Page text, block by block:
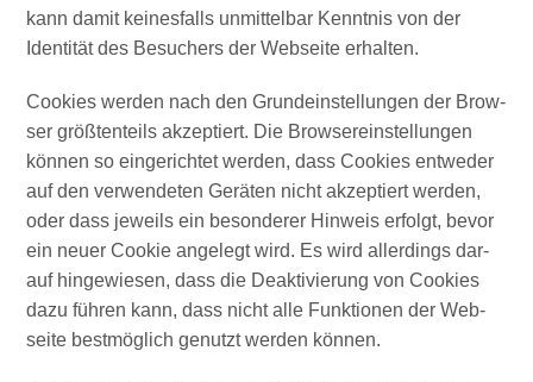
kann damit kei­nes­falls unmit­tel­bar Kennt­nis von der
Iden­ti­tät des Besu­chers der Web­sei­te erhalten.
Coo­kies wer­den nach den Grund­ein­stel­lun­gen der Brow­
ser größ­ten­teils akzep­tiert. Die Brow­ser­ein­stel­lun­gen
kön­nen so ein­ge­rich­tet wer­den, dass Coo­kies ent­we­der
auf den ver­wen­de­ten Gerä­ten nicht akzep­tiert wer­den,
oder dass jeweils ein beson­de­rer Hin­weis erfolgt, bevor
ein neu­er Coo­kie ange­legt wird. Es wird aller­dings dar­
auf hin­ge­wie­sen, dass die Deak­ti­vie­rung von Coo­kies
dazu füh­ren kann, dass nicht alle Funk­tio­nen der Web­
sei­te best­mög­lich genutzt wer­den können.